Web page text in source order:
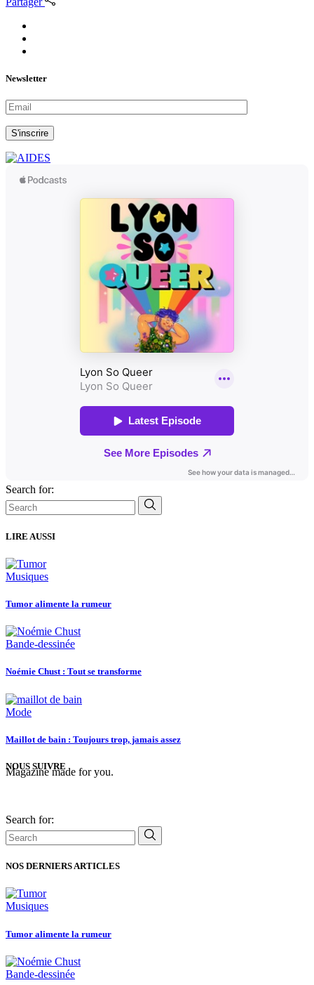
Newsletter
S'inscrire
Search for:
LIRE AUSSI
Musiques
Tumor alimente la rumeur
Bande-dessinée
Noémie Chust : Tout se transforme
Mode
Maillot de bain : Toujours trop, jamais assez
NOUS SUIVRE
Magazine made for you.
Search for:
NOS DERNIERS ARTICLES
Musiques
Tumor alimente la rumeur
Bande-dessinée